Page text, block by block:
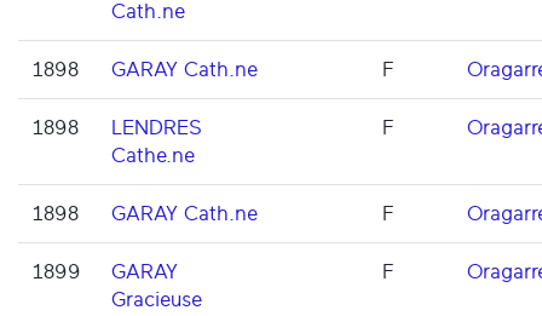
Cath.ne
1898 GARAY Cath.ne F
1898
LENDRES
Cathe.ne
F
1898 GARAY Cath.ne F
1899
GARAY
Gracieuse
F